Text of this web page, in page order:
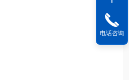
电话咨询